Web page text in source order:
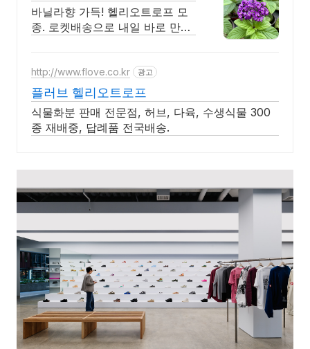
기회
바닐라향 가득! 헬리오트로프 모
종. 로켓배송으로 내일 바로 만나
에서!
http://www.flove.co.kr 광고
플러브 헬리오트로프
식물화분 판매 전문점, 허브, 다육, 수생식물 300
종 재배중, 답례품 전국배송.